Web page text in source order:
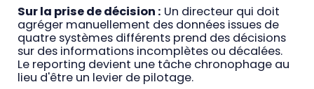
Sur la prise de décision : Un directeur qui doit
agréger manuellement des données issues de
quatre systèmes différents prend des décisions
sur des informations incomplètes ou décalées.
Le reporting devient une tâche chronophage au
lieu d'être un levier de pilotage.